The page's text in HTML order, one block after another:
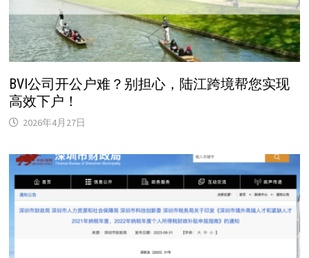
BVI公司开公户难？别担心，陆江跨境帮您实现
高效下户！
2026年4月27日